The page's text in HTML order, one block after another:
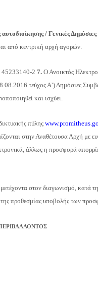
/ Γενικές
από κεντρική αρχή αγορών.
45233140-27.Ο Ανοικτός
τεύχος Α’) Δημόσιες
και ισχύει.
πύλης
στην Αναθέτουσα Αρχή με
άλλως η προσφορά
στον διαγωνισμό, κατά
προθεσμίας υποβολής των